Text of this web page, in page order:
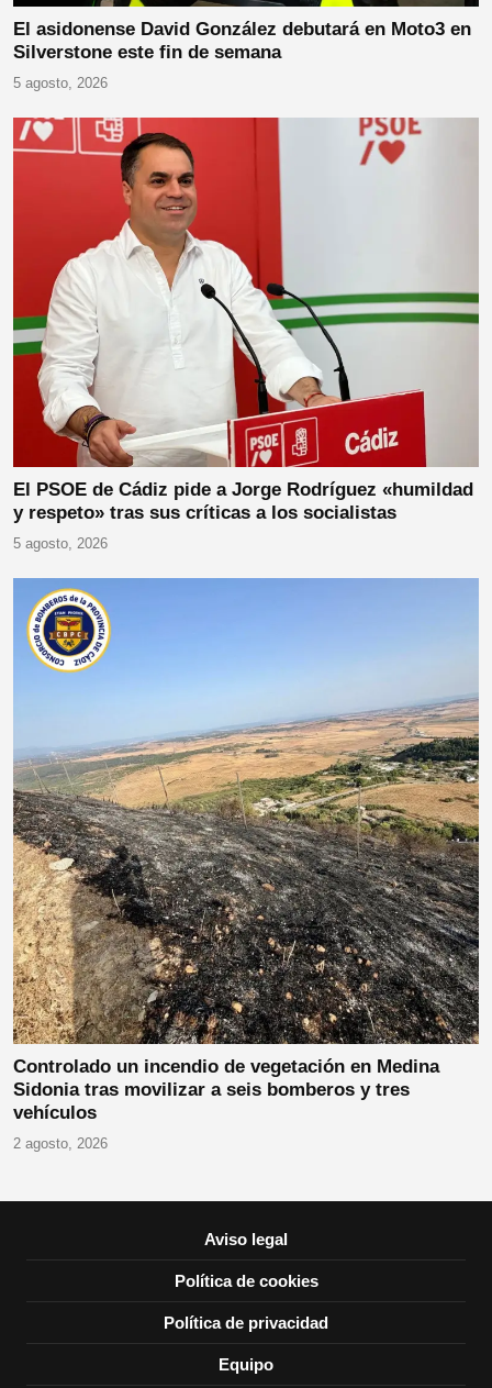
El asidonense David González debutará en Moto3 en
Silverstone este fin de semana
5 agosto, 2026
El PSOE de Cádiz pide a Jorge Rodríguez «humildad
y respeto» tras sus críticas a los socialistas
5 agosto, 2026
Controlado un incendio de vegetación en Medina
Sidonia tras movilizar a seis bomberos y tres
vehículos
2 agosto, 2026
Aviso legal
Política de cookies
Política de privacidad
Equipo